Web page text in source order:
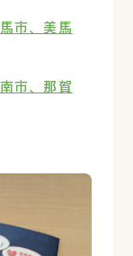
市、美馬
市、那賀